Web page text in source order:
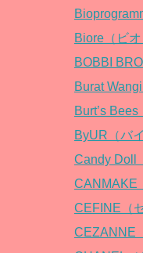
Biore（ビオ
BOBBI
Burat
Burt’s Bees
ByUR（バ
Candy Doll
CANMAKE
CEFINE（
CEZANNE